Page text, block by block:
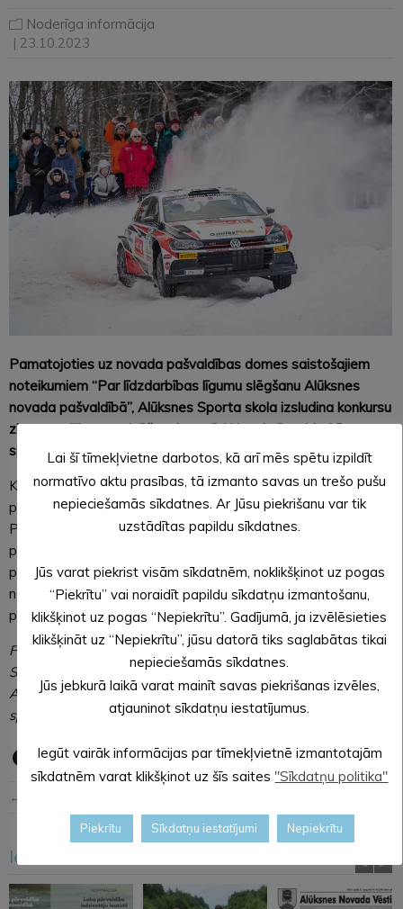
Noderīga informācija
| 23.10.2023
Pamatojoties uz novada pašvaldības domes saistošajiem
noteikumiem “Par līdzdarbības līgumu slēgšanu Alūksnes
novada pašvaldībā”, Alūksnes Sporta skola izsludina konkursu
ziemas rallija organizēšanai ar mērķi iesaistīt sabiedrību
sporta pasākumu norisē.
Konkursa nolikums un pieteikuma veidlapas pieejamas
pašvaldības tīmekļvietnēwww.aluksne.lv sadaļā “Konkursi”.
Pieteikumi projektu konkursam jāiesniedz elektroniski e-
pastā: albjss@aluksne.lv, parakstīti ar drošu elektronisko
parakstu. Pieteikumu jāiesniedz līdz 2023. gada 6.
novembrim (ieskaitot). Projektam paredzētos līdzekļus
piešķir konkursa kārtībā.
FOTO: J. Asaris (2019. gads)
Sagatavoja: Sanita SPUDIŅA,
Alūksnes novada pašvaldības sabiedrisko attiecību
speciāliste
← Iepriekšējā ziņa
Iesakām arī šo < >
Lai šī tīmekļvietne darbotos, kā arī mēs spētu izpildīt
normatīvo aktu prasības, tā izmanto savas un trešo pušu
nepieciešamās sīkdatnes. Ar Jūsu piekrišanu var tik
uzstādītas papildu sīkdatnes.
Jūs varat piekrist visām sīkdatnēm, noklikšķinot uz pogas
“Piekrītu” vai noraidīt papildu sīkdatņu izmantošanu,
klikšķinot uz pogas “Nepiekrītu”. Gadījumā, ja izvēlēsieties
klikšķināt uz “Nepiekrītu”, jūsu datorā tiks saglabātas tikai
nepieciešamās sīkdatnes.
Jūs jebkurā laikā varat mainīt savas piekrišanas izvēles,
atjauninot sīkdatņu iestatījumus.
Iegūt vairāk informācijas par tīmekļvietnē izmantotajām
sīkdatnēm varat klikšķinot uz šīs saites "Sīkdatņu politika"
Piekrītu Sīkdatņu iestatījumi Nepiekrītu